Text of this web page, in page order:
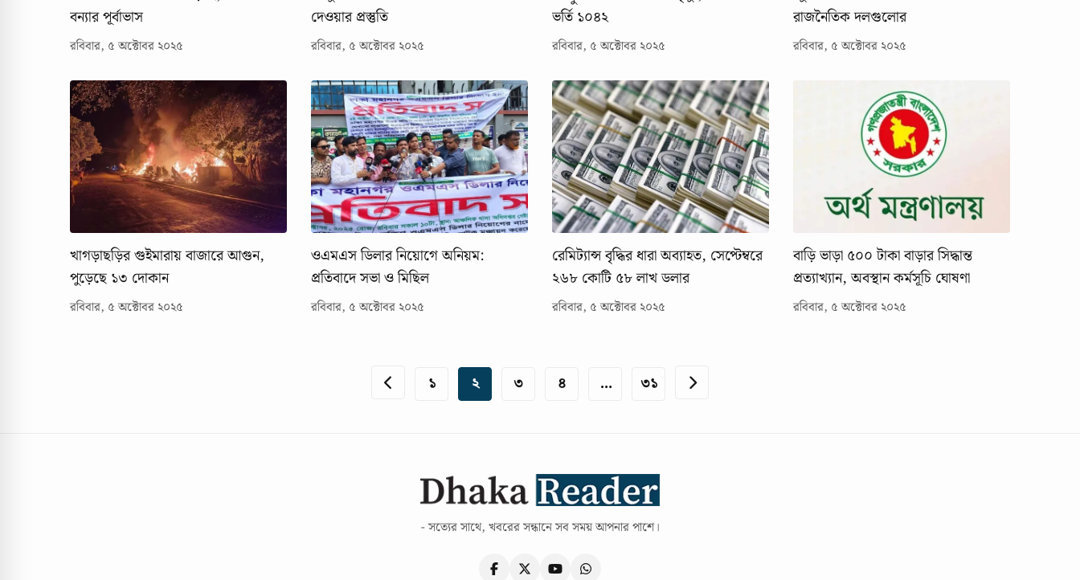
বন্যার পূর্বাভাস
রবিবার, ৫ অক্টোবর ২০২৫
দেওয়ার প্রস্তুতি
রবিবার, ৫ অক্টোবর ২০২৫
ভর্তি ১০৪২
রবিবার, ৫ অক্টোবর ২০২৫
রাজনৈতিক দলগুলোর
রবিবার, ৫ অক্টোবর ২০২৫
খাগড়াছড়ির গুইমারায় বাজারে আগুন,
পুড়েছে ১৩ দোকান
রবিবার, ৫ অক্টোবর ২০২৫
ওএমএস ডিলার নিয়োগে অনিয়ম:
প্রতিবাদে সভা ও মিছিল
রবিবার, ৫ অক্টোবর ২০২৫
রেমিট্যান্স বৃদ্ধির ধারা অব্যাহত, সেপ্টেম্বরে
২৬৮ কোটি ৫৮ লাখ ডলার
রবিবার, ৫ অক্টোবর ২০২৫
বাড়ি ভাড়া ৫০০ টাকা বাড়ার সিদ্ধান্ত
প্রত্যাখ্যান, অবস্থান কর্মসূচি ঘোষণা
রবিবার, ৫ অক্টোবর ২০২৫
১ ২ ৩ ৪ … ৩১
- সত্যের সাথে, খবরের সন্ধানে সব সময় আপনার পাশে।